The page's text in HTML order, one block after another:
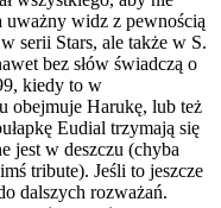
widz z pewnością
serii Stars, ale także w S.
bez słów świadczą o
kiedy to w
obejmuje Harukę, lub też
Eudial trzymają się
jest w deszczu (chyba
tribute). Jeśli to jeszcze
dalszych rozważań.